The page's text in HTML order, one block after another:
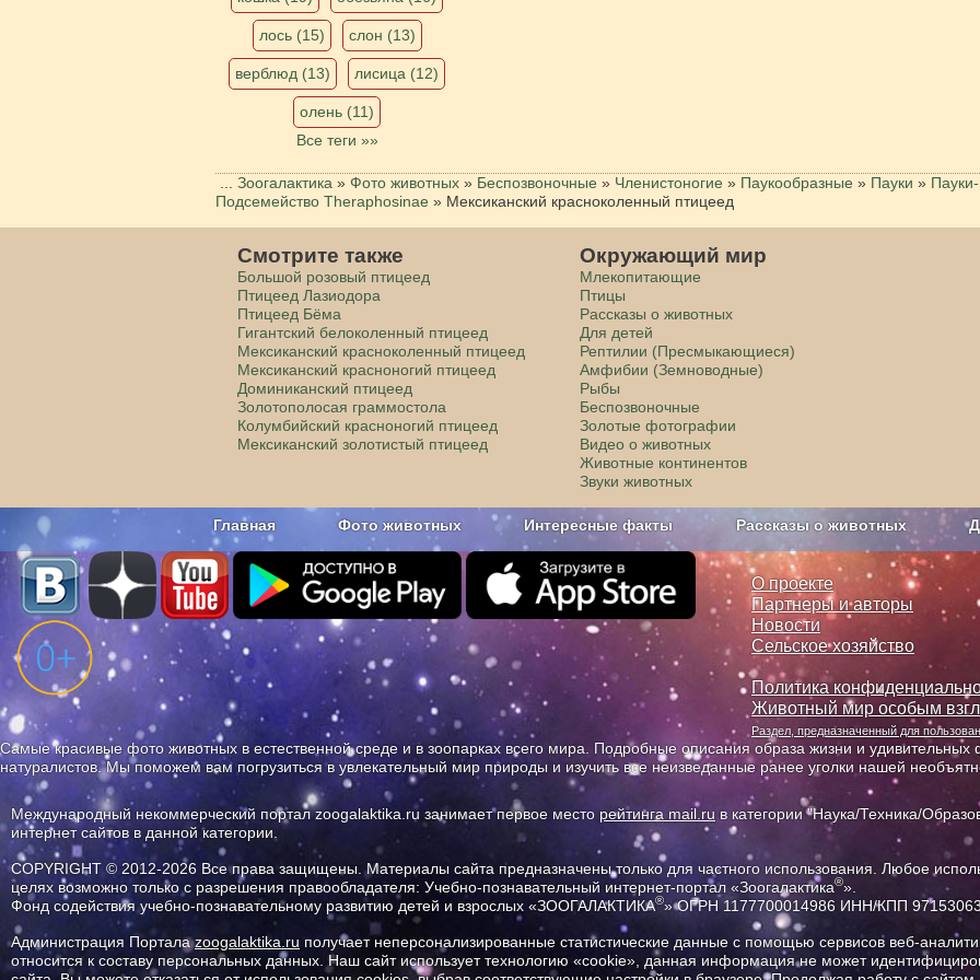
лось (15) слон (13)
верблюд (13) лисица (12)
олень (11)
Все теги »»
Зоогалактика » Фото животных » Беспозвоночные » Членистоногие » Паукообразные » Пауки »
Подсемейство Theraphosinae » Мексиканский красноколенный птицеед
Смотрите также
Большой розовый птицеед
Птицеед Лазиодора
Птицеед Бёма
Гигантский белоколенный птицеед
Мексиканский красноколенный птицеед
Мексиканский красноногий птицеед
Доминиканский птицеед
Золотополосая граммостола
Колумбийский красноногий птицеед
Мексиканский золотистый птицеед
Окружающий мир
Млекопитающие
Птицы
Рассказы о животных
Для детей
Рептилии (Пресмыкающиеся)
Амфибии (Земноводные)
Рыбы
Беспозвоночные
Золотые фотографии
Видео о животных
Животные континентов
Звуки животных
Главная Фото животных Интересные факты Рассказы о животных
Наши приложения. Бесплатно и без рекламы О проекте
О проекте
Партнеры и авторы
Новости
Сельское хозяйство
Политика
Животный мир особым
Раздел, предназначенный для
Самые красивые фото животных в естественной среде и в зоопарках всего мира. Подробные описания образа жизни и
натуралистов. Мы поможем вам погрузиться в увлекательный мир природы и изучить все неизведанные ранее уголки нашей
Международный некоммерческий портал zoogalaktika.ru занимает первое место рейтинга mail.ru в категории "Наука/Техника/
интернет сайтов в данной категории.
COPYRIGHT © 2012-2026 Все права защищены. Материалы сайта предназначены только для частного использования. Любое
целях возможно только с разрешения правообладателя: Учебно-познавательный интернет-портал «Зоогалактика®».
Фонд содействия учебно-познавательному развитию детей и взрослых «ЗООГАЛАКТИКА®» ОГРН 1177700014986 ИНН/КПП
Администрация Порталаzoogalaktika.ru получает неперсонализированные статистические данные с помощью сервисов веб-
относится к составу персональных данных. Наш сайт использует технологию «cookie», данная информация не может